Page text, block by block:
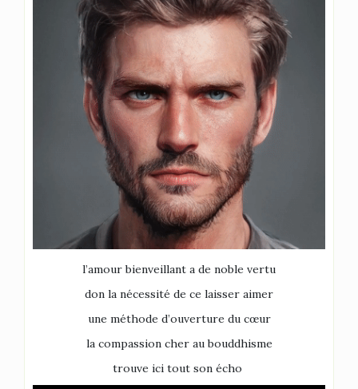
l’amour bienveillant a de noble vertu
don la nécessité de ce laisser aimer
une méthode d’ouverture du cœur
la compassion cher au bouddhisme
trouve ici tout son écho